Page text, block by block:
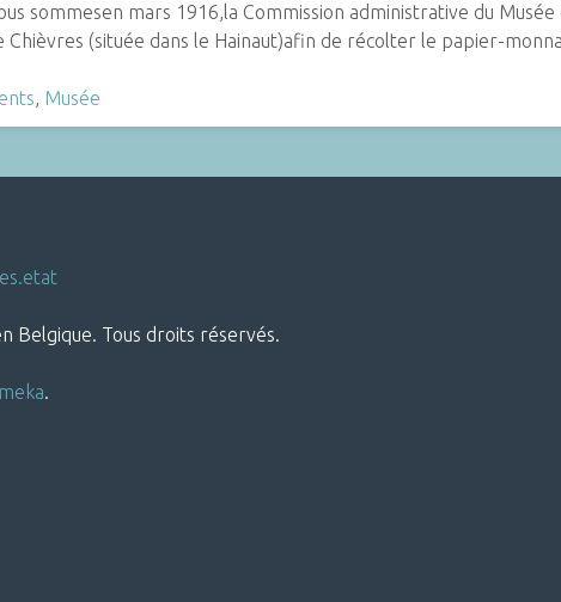
sommesen mars 1916,la Commission administrative du
Chièvres (située dans le Hainaut)afin de récolter le papier-
, Musée
Belgique. Tous droits réservés.
.